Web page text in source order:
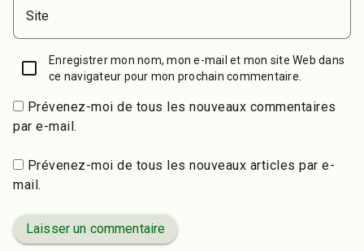
Site
Enregistrer mon nom, mon e-mail et mon site Web dans
ce navigateur pour mon prochain commentaire.
Prévenez-moi de tous les nouveaux commentaires
par e-mail.
Prévenez-moi de tous les nouveaux articles par e-
mail.
Laisser un commentaire